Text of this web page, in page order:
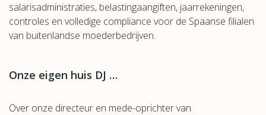
salarisadministraties, belastingaangiften, jaarrekeningen,
controles en volledige compliance voor de Spaanse filialen
van buitenlandse moederbedrijven.
Onze eigen huis DJ …
Over onze directeur en mede-oprichter van